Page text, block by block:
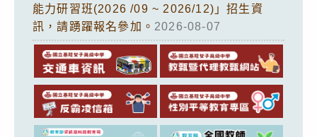
能力研習班(2026 /09 ~ 2026/12)」招生資
訊，請踴躍報名參加。 2026-08-07